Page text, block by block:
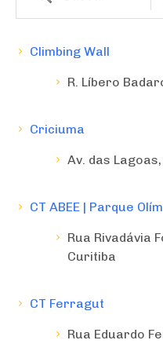
Climbing Wall
R. Líbero
Criciuma
Av. das
CT ABEE | Parque
Rua Rivadávia
Curitiba
CT Ferragut
Rua Eduardo